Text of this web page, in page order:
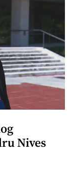
Nives